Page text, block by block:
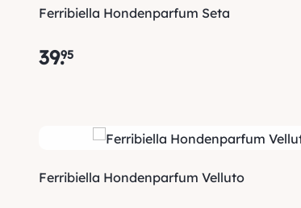
Ferribiella Hondenparfum Seta
39.95
Ferribiella Hondenparfum Velluto